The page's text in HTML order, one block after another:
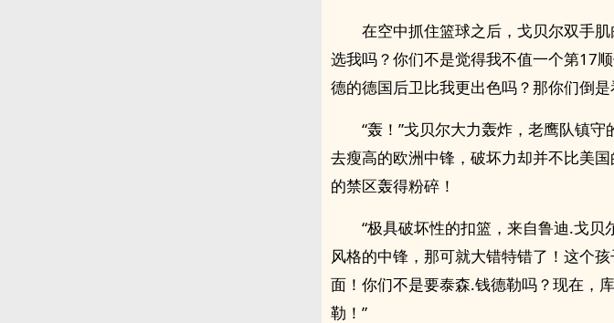
在空中抓住篮球之后，戈贝尔双手
选我吗？你们不是觉得我不值一个第17
德的德国后卫比我更出色吗？那你们倒是
“轰！”戈贝尔大力轰炸，老鹰队镇
去瘦高的欧洲中锋，破坏力却并不比美
的禁区轰得粉碎！
“极具破坏性的扣篮，来自鲁迪.戈
风格的中锋，那可就大错特错了！这个
面！你们不是要泰森.钱德勒吗？现在，
勒！”